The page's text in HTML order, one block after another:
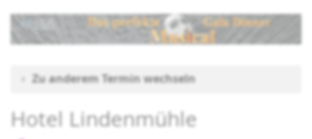
Zum
Haupt-
Inhalt
Zu anderem Termin wechseln
Hotel Lindenmühle